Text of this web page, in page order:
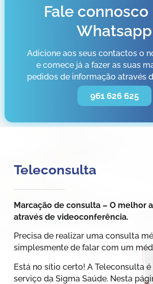
Fale
Whatsapp
Adicione aos seus contactos o
e comece já a fazer as suas
pedidos de informação através
961 626 625
Teleconsulta
Marcação de consulta – O melhor
através de videoconferência.
Precisa de realizar uma consulta
simplesmente de falar com um
Está no sítio certo! A Teleconsulta
serviço da Sigma Saúde. Nesta